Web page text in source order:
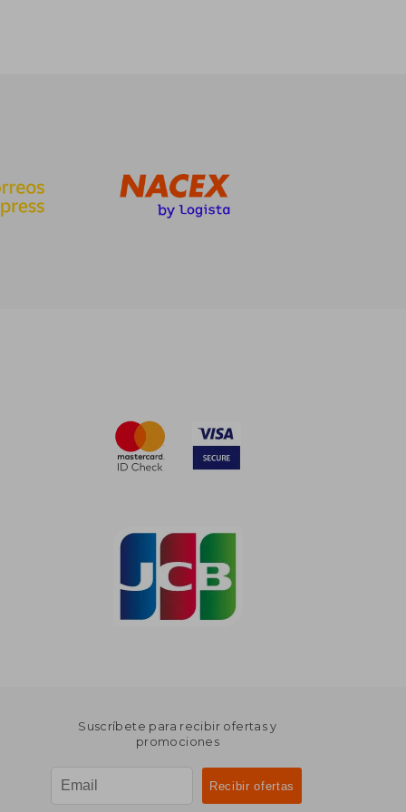
Suscríbete para recibir ofertas y
promociones